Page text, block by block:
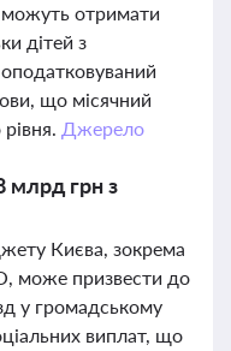
можуть отримати
дітей з
що місячний
Джерело
млрд грн з
Києва, зокрема
може призвести до
у громадському
виплат, що